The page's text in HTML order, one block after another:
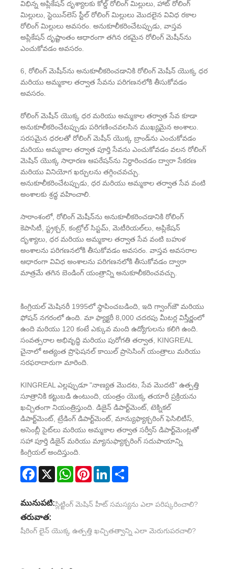
విభిన్న అప్లికేషన్ దృశ్యాలకు కోల్డ్ రోలింగ్ మిల్లులు, హాట్ రోలింగ్
మిల్లులు, స్టెయిన్‌లెస్ స్టీల్ రోలింగ్ మిల్లులు మొదలైన వివిధ రకాల
రోలింగ్ మిల్లులు అవసరం. అనుకూలీకరించేటప్పుడు, వాస్తవ
అప్లికేషన్ దృష్టాంతం ఆధారంగా తగిన రకమైన రోలింగ్ మెషీన్‌ను
ఎంచుకోవడం అవసరం.
6, రోలింగ్ మెషీన్‌ను అనుకూలీకరించడానికి రోలింగ్ మెషీన్ యొక్క ధర
మరియు అమ్మకాల తర్వాత సేవను పరిగణనలోకి తీసుకోవడం
అవసరం.
రోలింగ్ మెషీన్ యొక్క ధర మరియు అమ్మకాల తర్వాత సేవ కూడా
అనుకూలీకరించేటప్పుడు పరిగణించవలసిన ముఖ్యమైన అంశాలు.
సరసమైన ధరలతో రోలింగ్ మెషీన్ యొక్క బ్రాండ్‌ను ఎంచుకోవడం
మరియు అమ్మకాల తర్వాత పూర్తి సేవను ఎంచుకోవడం వలన రోలింగ్
మెషిన్ యొక్క సాధారణ ఆపరేషన్‌ను నిర్ధారించడం ద్వారా సేకరణ
మరియు వినియోగ ఖర్చులను తగ్గించవచ్చు.
అనుకూలీకరించేటప్పుడు, ధర మరియు అమ్మకాల తర్వాత సేవ వంటి
అంశాలకు శ్రద్ధ వహించాలి.
సారాంశంలో, రోలింగ్ మెషీన్‌ను అనుకూలీకరించడానికి రోలింగ్
కెపాసిటీ, స్ట్రక్చర్, కంట్రోల్ సిస్టమ్, మెటీరియల్‌లు, అప్లికేషన్
దృశ్యాలు, ధర మరియు అమ్మకాల తర్వాత సేవ వంటి బహుళ
అంశాలను పరిగణనలోకి తీసుకోవడం అవసరం. వాస్తవ అవసరాల
ఆధారంగా వివిధ అంశాలను పరిగణనలోకి తీసుకోవడం ద్వారా
మాత్రమే తగిన బెండింగ్ యంత్రాన్ని అనుకూలీకరించవచ్చు.
కింగ్రియల్ మెషినరీ 1995లో స్థాపించబడింది, ఇది గ్వాంగ్‌జౌ మరియు
ఫోషన్ నగరంలో ఉంది. మా ఫ్యాక్టరీ 8,000 చదరపు మీటర్ల విస్తీర్ణంలో
ఉంది మరియు 120 కంటే ఎక్కువ మంది ఉద్యోగులను కలిగి ఉంది.
సంవత్సరాల అభివృద్ధి మరియు పురోగతి తర్వాత, KINGREAL
చైనాలో అత్యంత ప్రొఫెషనల్ కాయిల్ ప్రాసెసింగ్ యంత్రాలు మరియు
సరఫరాదారుగా మారింది.
KINGREAL ఎల్లప్పుడూ "నాణ్యత మొదట, సేవ మొదటి" ఉత్పత్తి
సూత్రానికి కట్టుబడి ఉంటుంది, యంత్రం యొక్క తయారీ ప్రక్రియను
ఖచ్చితంగా నియంత్రిస్తుంది. డిజైన్ డిపార్ట్‌మెంట్, టెక్నికల్
డిపార్ట్‌మెంట్, ట్రేడింగ్ డిపార్ట్‌మెంట్, మాన్యుఫ్యాక్చరింగ్ ఫెసిలిటీస్,
అసెంబ్లీ సైట్‌లు మరియు అమ్మకాల తర్వాత సర్వీస్ డిపార్ట్‌మెంట్లతో
సహా పూర్తి డిజైన్ మరియు మ్యానుఫ్యాక్చరింగ్ సదుపాయాన్ని
కింగ్రియల్ అందిస్తుంది.
Facebook
X WhatsAppPinterestLinkedIn
మునుపటి:స్లిట్టింగ్ మెషిన్ హీట్ సమస్యను ఎలా పరిష్కరించాలి?
తరువాత:
షీరింగ్ లైన్ యొక్క ఉత్పత్తి ఖచ్చితత్వాన్ని ఎలా మెరుగుపరచాలి?